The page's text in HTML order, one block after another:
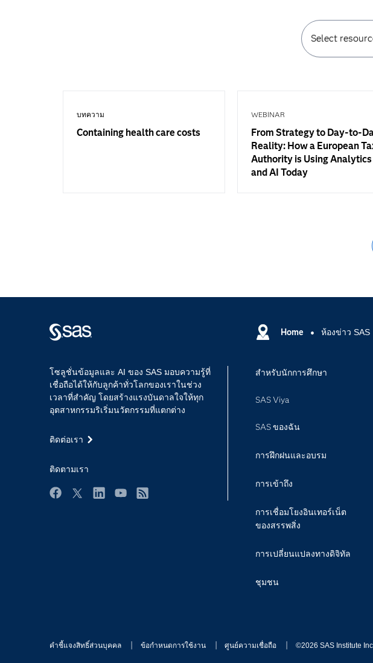
Select
บทความ
Containing health care costs
WEBINAR
From Strategy to Day-to-
Reality: How a European
Authority is Using Analytics
and AI Today
Home ห้องข่าว SAS
โซลูชั่นข้อมูลและ AI ของ SAS มอบความรู้ที่
เชื่อถือได้ให้กับลูกค้าทั่วโลกของเราในช่วง
เวลาที่สำคัญ โดยสร้างแรงบันดาลใจให้ทุก
อุตสาหกรรมริเริ่มนวัตกรรมที่แตกต่าง
ติดต่อเรา
ติดตามเรา
สำหรับนักการศึกษา
SAS Viya
SAS ของฉัน
การฝึกฝนและอบรม
การเข้าถึง
การเชื่อมโยงอินเทอร์เน็ต
ของสรรพสิ่ง
การเปลี่ยนแปลงทางดิจิทัล
ชุมชน
คำชี้แจงสิทธิ์ส่วนบุคคล ข้อกำหนดการใช้งาน ศูนย์ความเชื่อถือ ©2026 SAS Institute